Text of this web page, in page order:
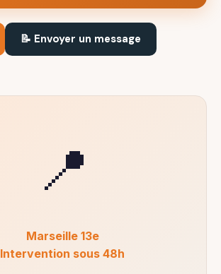
📝 Envoyer un message
📍
Marseille 13e
Intervention sous 48h